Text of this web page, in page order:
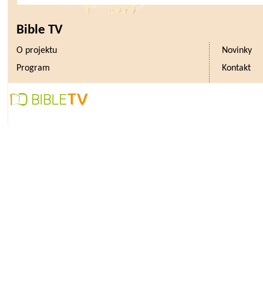
Bible TV
O projektu
Novinky
Program
Kontakt